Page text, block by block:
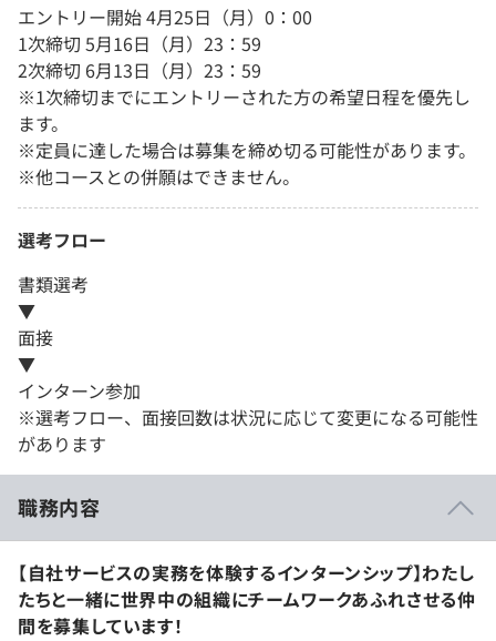
エントリー開始 4月25日（月）0：00
1次締切 5月16日（月）23：59
2次締切 6月13日（月）23：59
※1次締切までにエントリーされた方の希望日程を優先し
ます。
※定員に達した場合は募集を締め切る可能性があります。
※他コースとの併願はできません。
選考フロー
書類選考
▼
面接
▼
インターン参加
※選考フロー、面接回数は状況に応じて変更になる可能性
があります
職務内容
【自社サービスの実務を体験するインターンシップ】わたし
たちと一緒に世界中の組織にチームワークあふれさせる仲
間を募集しています！